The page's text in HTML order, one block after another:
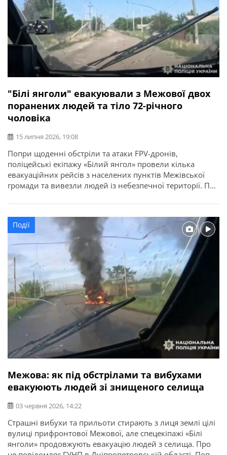
"Білі янголи" евакуювали з Межової двох
поранених людей та тіло 72-річного
чоловіка
15 липня 2026, 19:08
Попри щоденні обстріли та атаки FPV-дронів,
поліцейські екіпажу «Білий янгол» провели кілька
евакуаційних рейсів з населених пунктів Межівської
громади та вивезли людей із небезпечної території. Про
час одного з виїздів правоохоронці евакуювали
поранену 61-річну жінку. За словами постраждалої,
вона вирішила евакуюватися, коли ворожий дрон
влучив в її будинок […]
Події
Межова: як під обстрілами та вибухами
евакуюють людей зі знищеного селища
03 червня 2026, 14:22
Страшні вибухи та прильоти стирають з лиця землі цілі
вулиці прифронтової Межової, але спецекіпажі «Білі
янголи» продовжують евакуацію людей з селища. Про